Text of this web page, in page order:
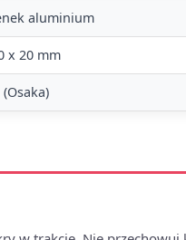
aluminium
x 20 mm